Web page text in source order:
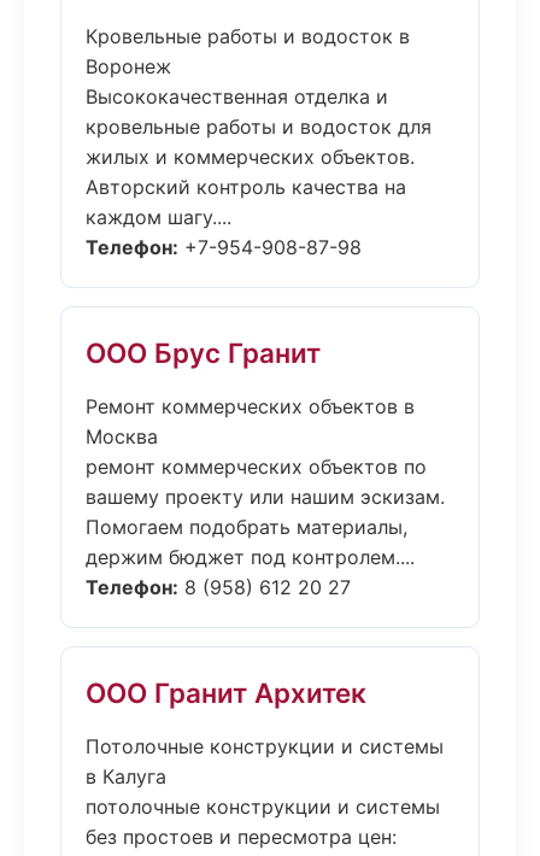
Кровельные работы и водосток в
Воронеж
Высококачественная отделка и
кровельные работы и водосток для
жилых и коммерческих объектов.
Авторский контроль качества на
каждом шагу....
Телефон: +7-954-908-87-98
ООО Брус Гранит
Ремонт коммерческих объектов в
Москва
ремонт коммерческих объектов по
вашему проекту или нашим эскизам.
Помогаем подобрать материалы,
держим бюджет под контролем....
Телефон: 8 (958) 612 20 27
ООО Гранит Архитек
Потолочные конструкции и системы
в Калуга
потолочные конструкции и системы
без простоев и пересмотра цен: